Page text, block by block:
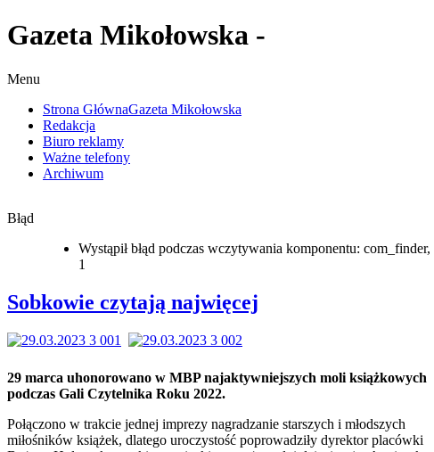
Gazeta Mikołowska -
Menu
Strona GłównaGazeta Mikołowska
Redakcja
Biuro reklamy
Ważne telefony
Archiwum
Błąd
Wystąpił błąd podczas wczytywania komponentu: com_finder,
1
Sobkowie czytają najwięcej
29 marca uhonorowano w MBP najaktywniejszych moli książkowych
podczas Gali Czytelnika Roku 2022.
Połączono w trakcie jednej imprezy nagradzanie starszych i młodszych
miłośników książek, dlatego uroczystość poprowadziły dyrektor placówki